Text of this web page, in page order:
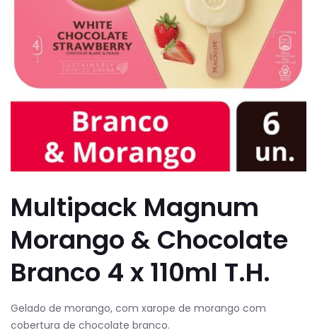
Multipack Magnum
Morango & Chocolate
Branco 4 x 110ml T.H.
Gelado de morango, com xarope de morango com
cobertura de chocolate branco.